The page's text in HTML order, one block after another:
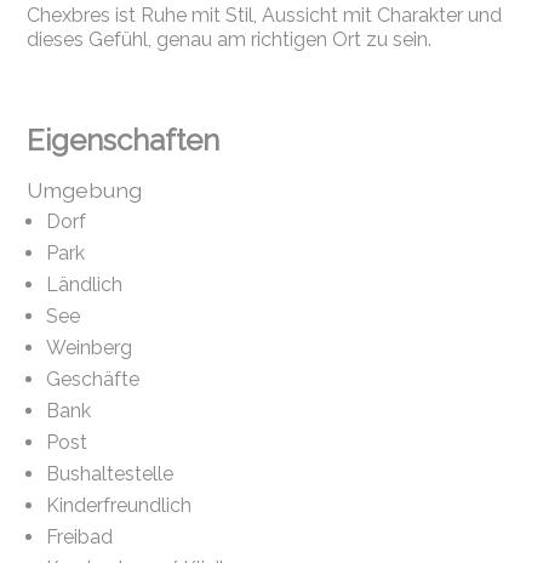
Chexbres ist Ruhe mit Stil, Aussicht mit Charakter und
dieses Gefühl, genau am richtigen Ort zu sein.
Eigenschaften
Umgebung
Dorf
Park
Ländlich
See
Weinberg
Geschäfte
Bank
Post
Bushaltestelle
Kinderfreundlich
Freibad